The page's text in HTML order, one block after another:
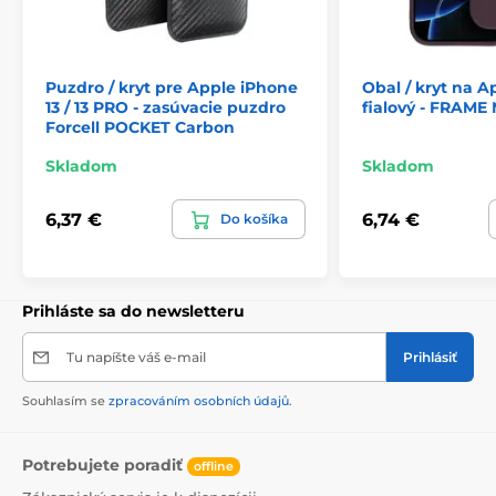
Puzdro / kryt pre Apple iPhone
13 / 13 PRO - zasúvacie puzdro
Forcell POCKET Carbon
Skladom
6,37 € Do košíka
Obal / kryt na
fialový - FRAME
Skladom
6,74 €
Prihláste sa do newsletteru
Tu napíšte váš e-mail Prihlásiť
Souhlasím se zpracováním osobních údajů.
Potrebujete poradiť offline